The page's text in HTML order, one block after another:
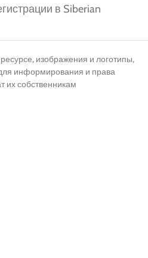
в Siberian
изображения и логотипы,
информирования и права
их собственникам